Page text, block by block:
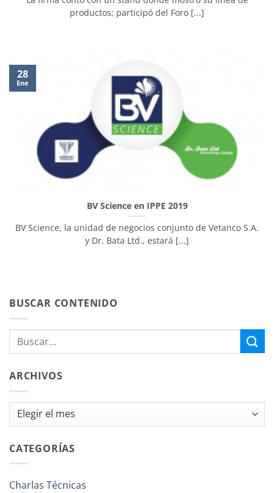
productos; participó del Foro [...]
BV Science en IPPE 2019
BV Science, la unidad de negocios conjunto de Vetanco S.A.
y Dr. Bata Ltd., estará [...]
28
Ene
BUSCAR CONTENIDO
ARCHIVOS
Archivos
CATEGORÍAS
Charlas Técnicas